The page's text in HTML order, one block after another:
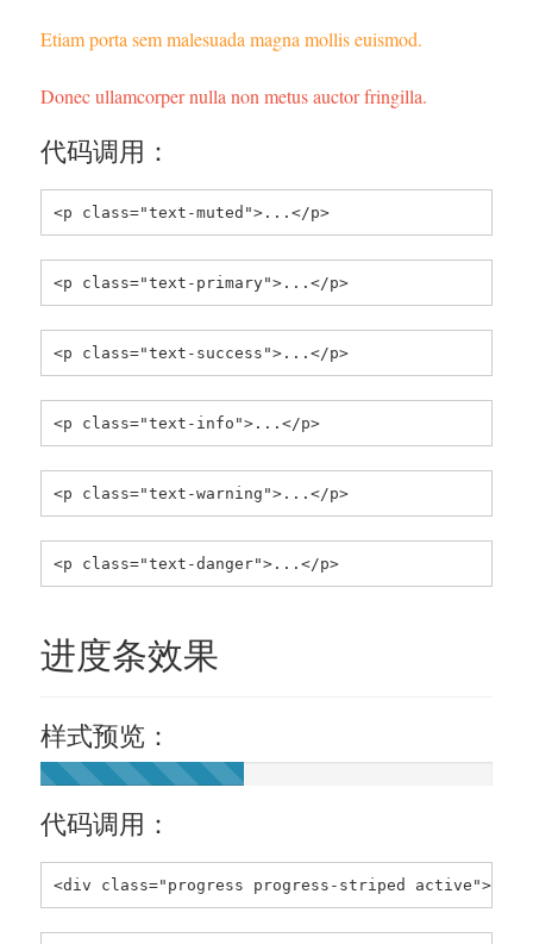
Etiam porta sem malesuada magna mollis euismod.
Donec ullamcorper nulla non metus auctor fringilla.
代码调用：
<p class="text-muted">...</p>
<p class="text-primary">...</p>
<p class="text-success">...</p>
<p class="text-info">...</p>
<p class="text-warning">...</p>
<p class="text-danger">...</p>
进度条效果
样式预览：
45%
代码调用：
<div class="progress progress-striped active">